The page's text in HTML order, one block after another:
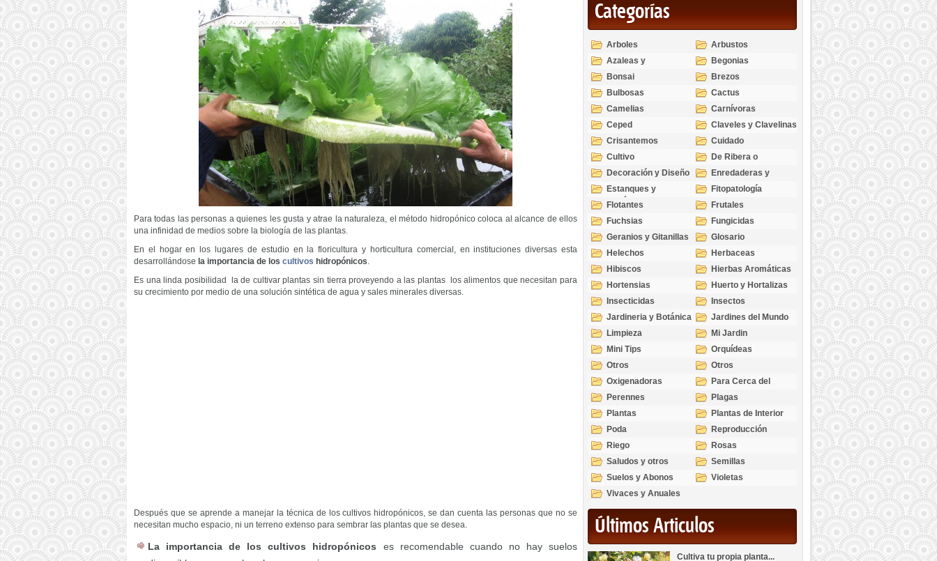
Para todas las personas a quienes les gusta y atrae la naturaleza, el método hidropónico coloca al alcance de ellos
una infinidad de medios sobre la biología de las plantas.
En el hogar en los lugares de estudio en la floricultura y horticultura comercial, en instituciones diversas esta
desarrollándose la importancia de los cultivos hidropónicos.
Es una linda posibilidad la de cultivar plantas sin tierra proveyendo a las plantas los alimentos que necesitan para
su crecimiento por medio de una solución sintética de agua y sales minerales diversas.
Después que se aprende a manejar la técnica de los cultivos hidropónicos, se dan cuenta las personas que no se
necesitan mucho espacio, ni un terreno extenso para sembrar las plantas que se desea.
La importancia de los cultivos hidropónicos es recomendable cuando no hay suelos
Categorías
Arboles
Arbustos
Azaleas y
Rododendros
Begonias
Bonsai
Brezos
Bulbosas
Cactus
Camelias
Carnívoras
Ceped
Claveles y Clavelinas
Crisantemos
Cuidado
Cultivo
De Ribera o
Palustres
Decoración y Diseño
Enredaderas y
cubresuelos
Estanques y
Acuáticas
Fitopatología
Flotantes
Frutales
Fuchsias
Fungicidas
Geranios y Gitanillas
Glosario
Helechos
Herbaceas
Hibiscos
Hierbas Aromáticas
Hortensias
Huerto y Hortalizas
Insecticidas
Insectos
Jardineria y Botánica
Jardines del Mundo
Limpieza
Mi Jardin
Mini Tips
Orquídeas
Otros
Otros
Oxigenadoras
Para Cerca del
Estanque
Perennes
Plagas
Plantas
Plantas de Interior
Poda
Reproducción
Riego
Rosas
Saludos y otros
temas
Semillas
Suelos y Abonos
Violetas
Vivaces y Anuales
Últimos Articulos
Cultiva tu propia planta...